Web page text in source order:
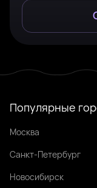
Популярные
Москва
Санкт-Петербург
Новосибирск